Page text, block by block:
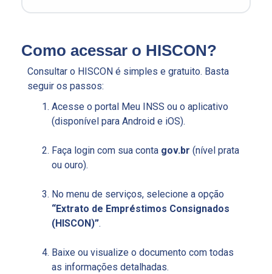
Como acessar o HISCON?
Consultar o HISCON é simples e gratuito. Basta
seguir os passos:
Acesse o portal Meu INSS ou o aplicativo
(disponível para Android e iOS).
Faça login com sua conta gov.br (nível prata
ou ouro).
No menu de serviços, selecione a opção
“Extrato de Empréstimos Consignados
(HISCON)”.
Baixe ou visualize o documento com todas
as informações detalhadas.